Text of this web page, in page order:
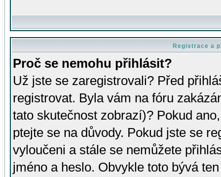
Registrace a
Proč se nemohu přihlásit?
Už jste se zaregistrovali? Před
registrovat. Byla vám na fóru
tato skutečnost zobrazí)? Pokud
ptejte se na důvody. Pokud jste se
vyloučeni a stále se nemůžete
jméno a heslo. Obvykle toto bývá